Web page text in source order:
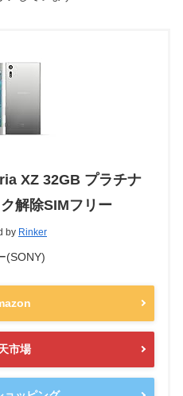
XZ 32GB プラチナ
解除SIMフリー
by Rinker
(SONY)
市場